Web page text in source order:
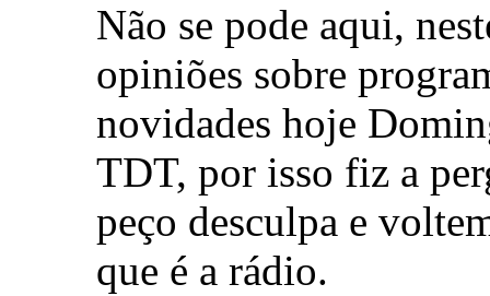
Não se pode aqui,
opiniões sobre
novidades hoje
TDT, por isso fiz a
peço desculpa e
que é a rádio.